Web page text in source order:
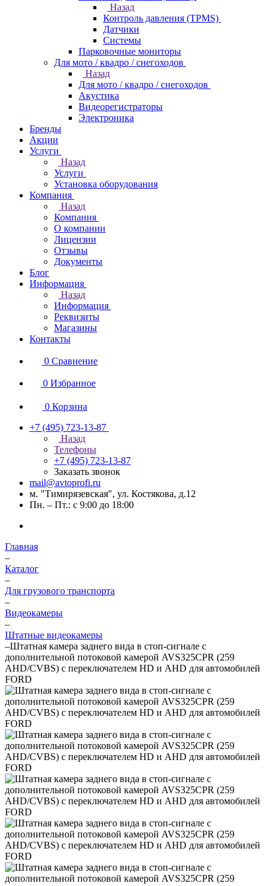
Назад
Контроль давления (TPMS)
Датчики
Системы
Парковочные мониторы
Для мото / квадро / снегоходов
Назад
Для мото / квадро / снегоходов
Акустика
Видеорегистраторы
Электроника
Бренды
Акции
Услуги
Назад
Услуги
Установка оборудования
Компания
Назад
Компания
О компании
Лицензии
Отзывы
Документы
Блог
Информация
Назад
Информация
Реквизиты
Магазины
Контакты
0 Сравнение
0 Избранное
0 Корзина
+7 (495) 723-13-87
Назад
Телефоны
+7 (495) 723-13-87
Заказать звонок
mail@avtoprofi.ru
м. "Тимирязевская", ул. Костякова, д.12
Пн. – Пт.: с 9:00 до 18:00
Главная
–
Каталог
–
Для грузового транспорта
–
Видеокамеры
–
Штатные видеокамеры
–Штатная камера заднего вида в стоп-сигнале с
дополнительной потоковой камерой AVS325CPR (259
AHD/CVBS) с переключателем HD и AHD для автомобилей
FORD